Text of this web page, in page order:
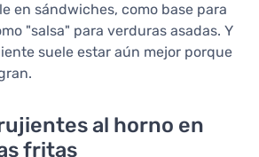
en sándwiches, como base para
"salsa" para verduras asadas. Y
suele estar aún mejor porque
al horno en
fritas